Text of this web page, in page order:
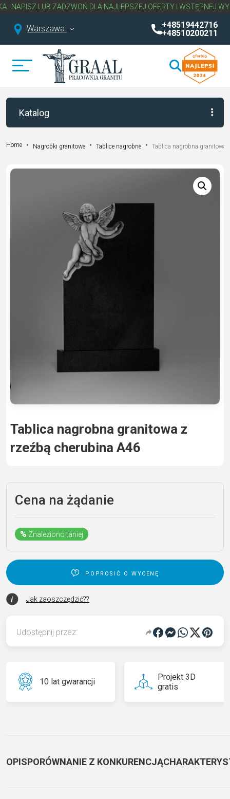
LUB ZADZWOŃ DLA NAJLEPSZEJ OFERTY I WSTĘPNEJ WYCENY
Warszawa
+48519442716
+48510200211
Katalog
Home Nagrobki granitowe Tablice nagrobne Tablica nagrobna granitowa
Tablica nagrobna granitowa z
rzeźbą cherubina A46
Cena na żądanie
% Znaleziono taniej
poprosić o wycenę
Jak zaoszczędzić??
Udostępnij przez:
10 lat gwarancji
Projekt 3D
gratis
OPISPORÓWNANIE Z KONKURENCJĄ